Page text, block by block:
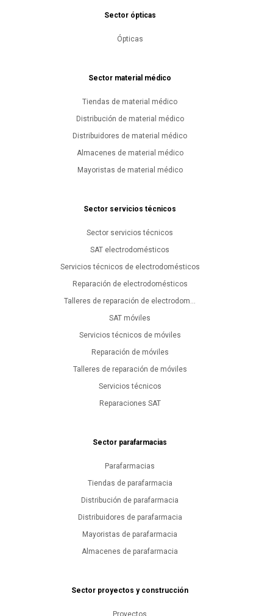
Sector ópticas
Ópticas
Sector material médico
Tiendas de material médico
Distribución de material médico
Distribuidores de material médico
Almacenes de material médico
Mayoristas de material médico
Sector servicios técnicos
Sector servicios técnicos
SAT electrodomésticos
Servicios técnicos de electrodomésticos
Reparación de electrodomésticos
Talleres de reparación de electrodom...
SAT móviles
Servicios técnicos de móviles
Reparación de móviles
Talleres de reparación de móviles
Servicios técnicos
Reparaciones SAT
Sector parafarmacias
Parafarmacias
Tiendas de parafarmacia
Distribución de parafarmacia
Distribuidores de parafarmacia
Mayoristas de parafarmacia
Almacenes de parafarmacia
Sector proyectos y construcción
Proyectos